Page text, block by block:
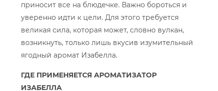
приносит все на блюдечке. Важно бороться и
уверенно идти к цели. Для этого требуется
великая сила, которая может, словно вулкан,
возникнуть, только лишь вкусив изумительный
ягодный аромат Изабелла.
ГДЕ ПРИМЕНЯЕТСЯ АРОМАТИЗАТОР
ИЗАБЕЛЛА